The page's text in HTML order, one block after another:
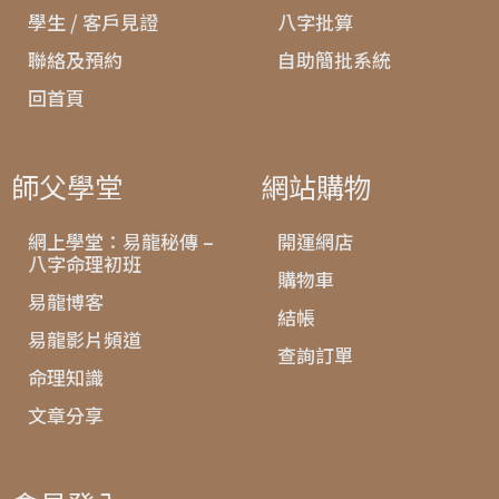
學生 / 客戶見證
聯絡及預約
回首頁
八字批算
自助簡批系統
師父學堂
網上學堂：易龍秘傳 –
八字命理初班
易龍博客
易龍影片頻道
命理知識
文章分享
網站購物
開運網店
購物車
結帳
查詢訂單